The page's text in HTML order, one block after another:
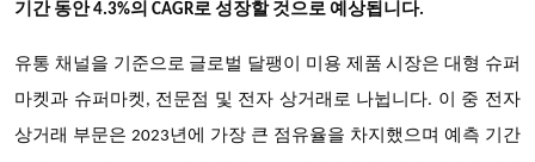
기간 동안 4.3%의 CAGR로 성장할 것으로 예상됩니다.
유통 채널을 기준으로 글로벌 달팽이 미용 제품 시장은 대형 슈퍼
마켓과 슈퍼마켓, 전문점 및 전자 상거래로 나뉩니다. 이 중 전자
상거래 부문은 2023년에 가장 큰 점유율을 차지했으며 예측 기간